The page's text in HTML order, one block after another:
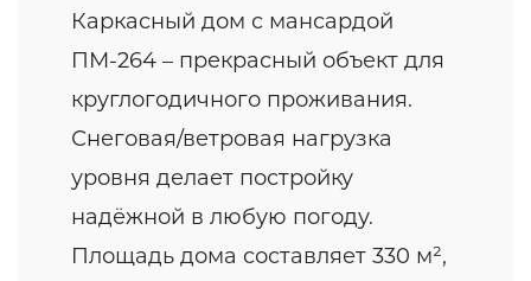
Каркасный дом с мансардой
ПМ-264 – прекрасный объект для
круглогодичного проживания.
Снеговая/ветровая нагрузка
уровня делает постройку
надёжной в любую погоду.
Площадь дома составляет 330 м²,